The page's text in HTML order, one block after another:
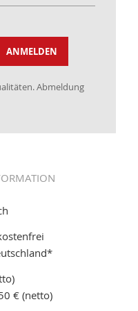
ANMELDEN
Abmeldung
€ (netto)